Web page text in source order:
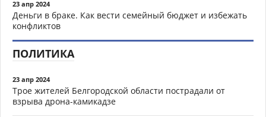
23 апр 2024
Деньги в браке. Как вести семейный бюджет и избежать
конфликтов
ПОЛИТИКА
23 апр 2024
Трое жителей Белгородской области пострадали от
взрыва дрона-камикадзе